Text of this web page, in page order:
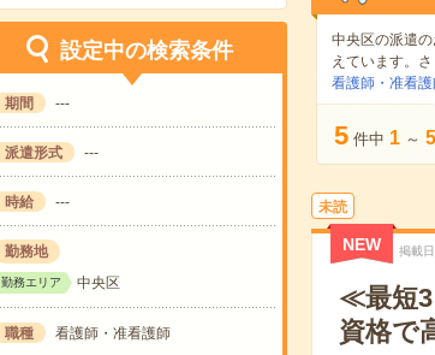
設定中の検索条件
期間 ---
派遣形式 ---
時給 ---
勤務地
勤務エリア 中央区
職種 看護師・准看護師
中央区の派遣
えています。さ
看護師・准看
5 件中 1 ～ 5
未読
NEW 掲載日
≪最短3
資格で